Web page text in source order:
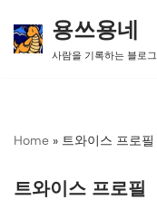
콘
너
용쓰용네
사람을 기록하는 블로그
Home » 트와이스 프로필
트와이스 프로필